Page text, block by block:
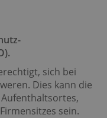
sich bei
Dies kann die
sein.